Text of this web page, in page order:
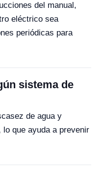
del manual,
eléctrico sea
periódicas para
sistema de
de agua y
lo que ayuda a prevenir